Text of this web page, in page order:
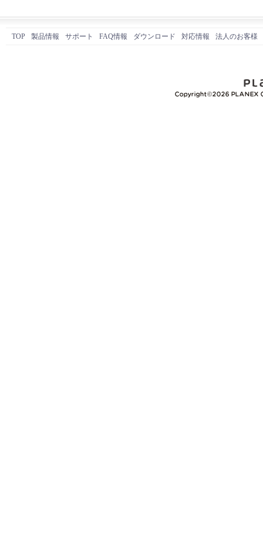
TOP 製品情報 サポート FAQ情報 ダウンロード 対応情報 法人のお客様